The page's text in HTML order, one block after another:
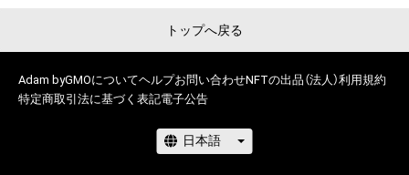
トップへ戻る
Adam byGMOについてヘルプお問い合わせNFTの出品（法人）利用規約
特定商取引法に基づく表記電子公告